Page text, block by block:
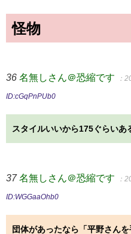
怪物
36 名無しさん＠恐縮です ：
ID:cGqPnPUb0
スタイルいいから175ぐらいあ
37 名無しさん＠恐縮です ：
ID:WGGaaOhb0
団体があったなら「平野さん